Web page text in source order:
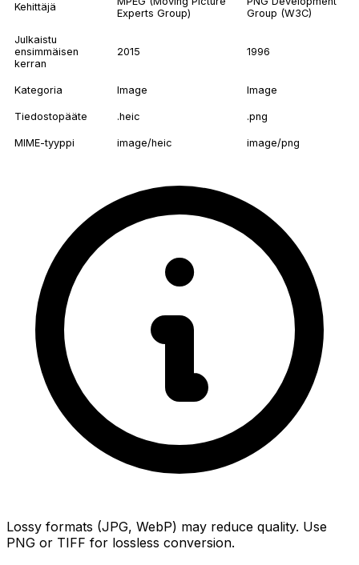
Kehittäjä
Experts Group)
Group (W3C)
Julkaistu
ensimmäisen
kerran
2015 1996
Kategoria Image Image
Tiedostopääte .heic .png
MIME-tyyppi image/heic image/png
Lossy formats (JPG, WebP) may reduce quality. Use
PNG or TIFF for lossless conversion.